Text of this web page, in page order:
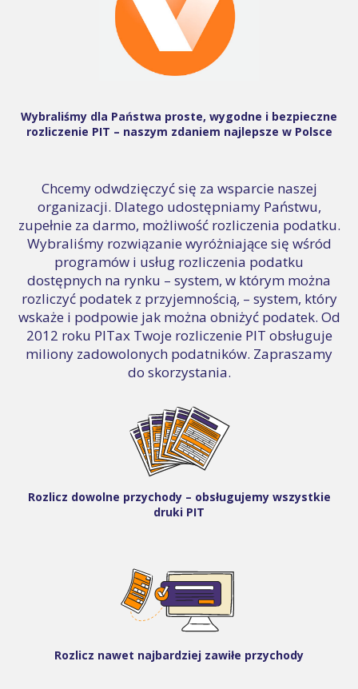
Wybraliśmy dla Państwa proste, wygodne i bezpieczne
rozliczenie PIT – naszym zdaniem najlepsze w Polsce
Chcemy odwdzięczyć się za wsparcie naszej
organizacji. Dlatego udostępniamy Państwu,
zupełnie za darmo, możliwość rozliczenia podatku.
Wybraliśmy rozwiązanie wyróżniające się wśród
programów i usług rozliczenia podatku
dostępnych na rynku – system, w którym można
rozliczyć podatek z przyjemnością, – system, który
wskaże i podpowie jak można obniżyć podatek. Od
2012 roku PITax Twoje rozliczenie PIT obsługuje
miliony zadowolonych podatników. Zapraszamy
do skorzystania.
Rozlicz dowolne przychody – obsługujemy wszystkie
druki PIT
Rozlicz nawet najbardziej zawiłe przychody